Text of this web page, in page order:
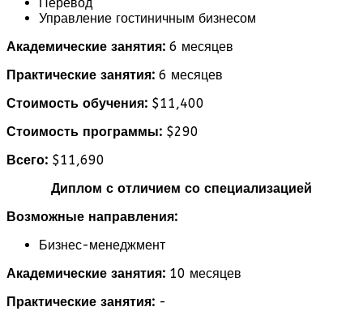
Управление гостиничным бизнесом
Академические занятия: 6 месяцев
Практические занятия: 6 месяцев
Стоимость обучения: $11,400
Стоимость программы: $290
Всего: $11,690
Диплом с отличием со специализацией
Возможные направления:
Бизнес-менеджмент
Академические занятия: 10 месяцев
Практические занятия: -